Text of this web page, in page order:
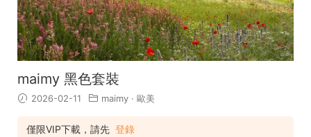
maimy 黑色套裝
2026-02-11 maimy · 歐美
僅限VIP下載，請先 登錄